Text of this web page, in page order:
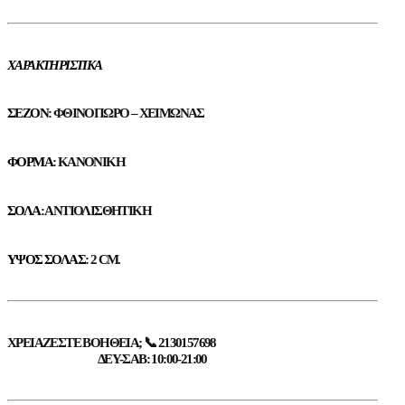
ΧΑΡΑΚΤΗΡΙΣΤΙΚΆ
ΣΕΖΌΝ: ΦΘΙΝΌΠΩΡΟ – ΧΕΙΜΏΝΑΣ
ΦΌΡΜΑ: ΚΑΝΟΝΙΚΉ
ΣΌΛΑ: ΑΝΤΙΟΛΙΣΘΗΤΙΚΉ
ΎΨΟΣ ΣΌΛΑΣ: 2 CM.
ΧΡΕΙΆΖΕΣΤΕ ΒΟΉΘΕΙΑ; 📞 2130157698
ΔΕΥ-ΣΑΒ: 10:00-21:00